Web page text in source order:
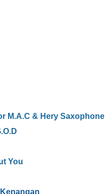
M.A.C & Hery Saxophone
You